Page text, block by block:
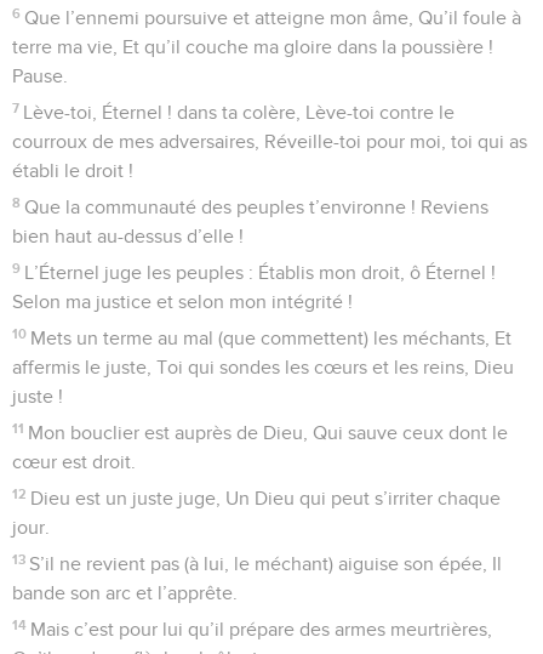
6 Que l’ennemi poursuive et atteigne mon âme, Qu’il foule à
terre ma vie, Et qu’il couche ma gloire dans la poussière !
Pause.
7 Lève-toi, Éternel ! dans ta colère, Lève-toi contre le
courroux de mes adversaires, Réveille-toi pour moi, toi qui as
établi le droit !
8 Que la communauté des peuples t’environne ! Reviens
bien haut au-dessus d’elle !
9 L’Éternel juge les peuples : Établis mon droit, ô Éternel !
Selon ma justice et selon mon intégrité !
10 Mets un terme au mal (que commettent) les méchants, Et
affermis le juste, Toi qui sondes les cœurs et les reins, Dieu
juste !
11 Mon bouclier est auprès de Dieu, Qui sauve ceux dont le
cœur est droit.
12 Dieu est un juste juge, Un Dieu qui peut s’irriter chaque
jour.
13 S’il ne revient pas (à lui, le méchant) aiguise son épée, Il
bande son arc et l’apprête.
14 Mais c’est pour lui qu’il prépare des armes meurtrières,